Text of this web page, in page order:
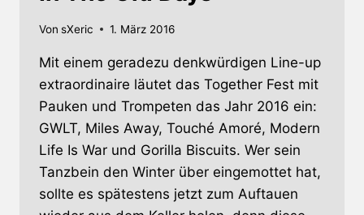
Von sXeric 1. März 2016
Mit einem geradezu denkwürdigen Line-up
extraordinaire läutet das Together Fest mit
Pauken und Trompeten das Jahr 2016 ein:
GWLT, Miles Away, Touché Amoré, Modern
Life Is War und Gorilla Biscuits. Wer sein
Tanzbein den Winter über eingemottet hat,
sollte es spätestens jetzt zum Auftauen